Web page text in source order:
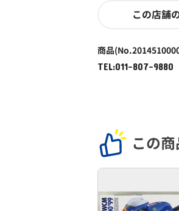
この店舗
商品
TEL:011-807-9880
この